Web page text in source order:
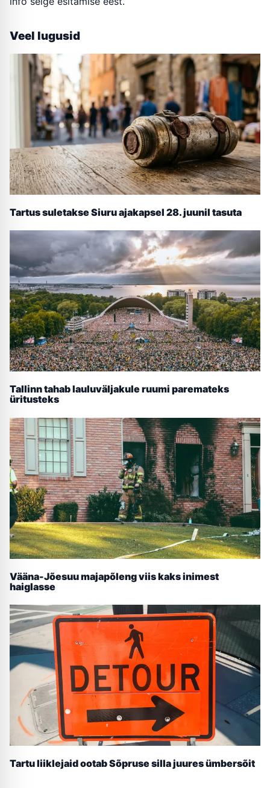
Veel lugusid
Tartus suletakse Siuru ajakapsel 28. juunil tasuta
Tallinn tahab lauluväljakule ruumi paremateks
üritusteks
Vääna-Jõesuu majapõleng viis kaks inimest
haiglasse
Tartu liiklejaid ootab Sõpruse silla juures ümbersõit